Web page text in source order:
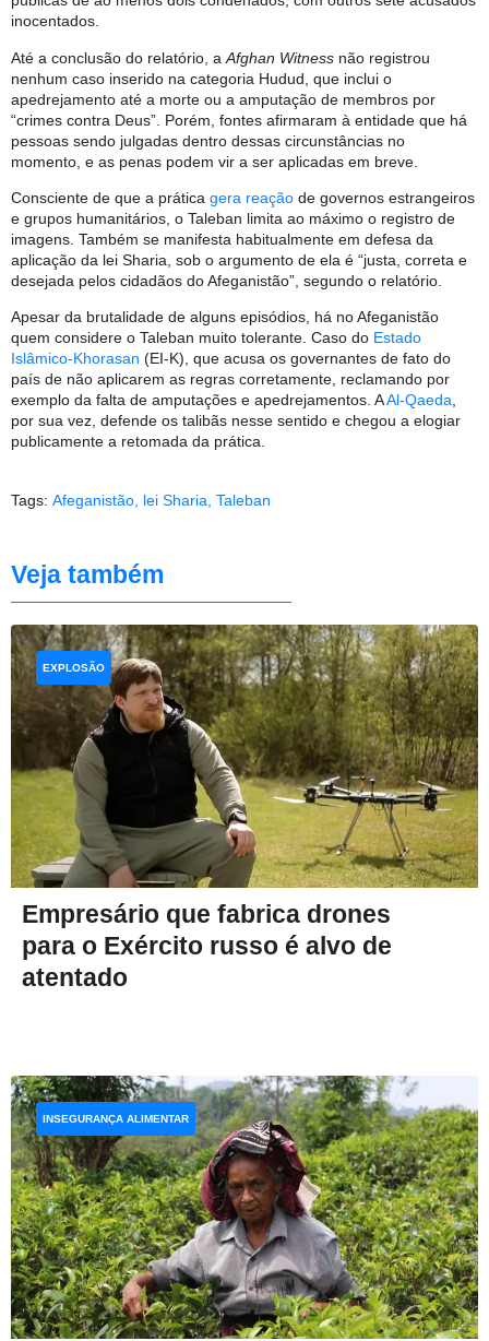
inocentados.
Até a conclusão do relatório, a Afghan Witness não registrou
nenhum caso inserido na categoria Hudud, que inclui o
apedrejamento até a morte ou a amputação de membros por
“crimes contra Deus”. Porém, fontes afirmaram à entidade que há
pessoas sendo julgadas dentro dessas circunstâncias no
momento, e as penas podem vir a ser aplicadas em breve.
Consciente de que a prática gera reação de governos estrangeiros
e grupos humanitários, o Taleban limita ao máximo o registro de
imagens. Também se manifesta habitualmente em defesa da
aplicação da lei Sharia, sob o argumento de ela é “justa, correta e
desejada pelos cidadãos do Afeganistão”, segundo o relatório.
Apesar da brutalidade de alguns episódios, há no Afeganistão
quem considere o Taleban muito tolerante. Caso do Estado
Islâmico-Khorasan (EI-K), que acusa os governantes de fato do
país de não aplicarem as regras corretamente, reclamando por
exemplo da falta de amputações e apedrejamentos. AAl-Qaeda,
por sua vez, defende os talibãs nesse sentido e chegou a elogiar
publicamente a retomada da prática.
Tags: Afeganistão lei Sharia Taleban
Veja também
Empresário que fabrica drones
para o Exército russo é alvo de
atentado
EXPLOSÃO
INSEGURANÇA ALIMENTAR